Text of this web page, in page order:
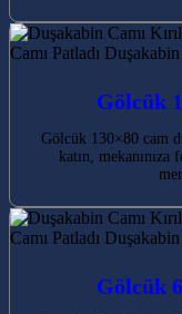
Gölcük
Gölcük 130×80 cam
katın,
Gölcük